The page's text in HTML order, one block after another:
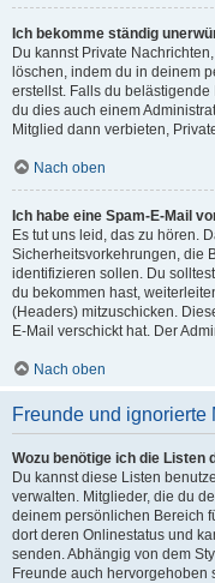
Ich bekomme ständig
Du kannst Private
löschen, indem du in deinem
erstellst. Falls du
du dies auch einem
Mitglied dann verbieten,
Nach oben
Ich habe eine Spam-E-Mail
Es tut uns leid, das zu hören.
Sicherheitsvorkehrungen, die
identifizieren sollen. Du
du bekommen hast,
(Headers) mitzuschicken.
E-Mail verschickt hat. Der
Nach oben
Freunde und ignorierte
Wozu benötige ich die Listen
Du kannst diese Listen
verwalten. Mitglieder, die du
deinem persönlichen Bereich
dort deren Onlinestatus und
senden. Abhängig von dem
Freunde auch hervorgehoben